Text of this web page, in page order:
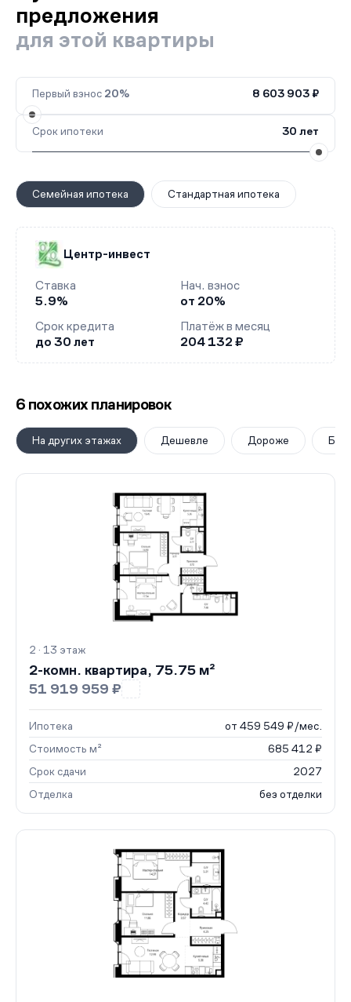
предложения
для этой квартиры
Первый взнос 20% 8 603 903 ₽
Срок ипотеки 30 лет
Семейная ипотека Стандартная ипотека
Центр-инвест
Ставка
5.9%
Нач. взнос
от 20%
Срок кредита
до 30 лет
Платёж в месяц
204 132 ₽
6 похожих планировок
На других этажах Дешевле Дороже
2 · 13 этаж
2-комн. квартира, 75.75 м²
51 919 959 ₽
Ипотека
от 459 549 ₽/мес.
Стоимость м²
685 412 ₽
Срок сдачи
2027
Отделка
без отделки